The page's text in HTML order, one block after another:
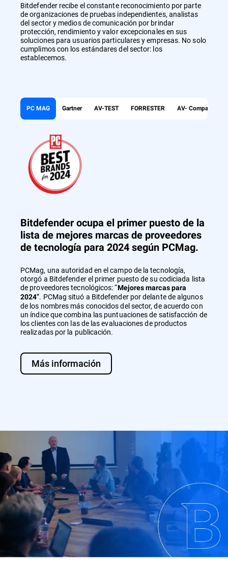
Bitdefender recibe el constante reconocimiento por parte
de organizaciones de pruebas independientes, analistas
del sector y medios de comunicación por brindar
protección, rendimiento y valor excepcionales en sus
soluciones para usuarios particulares y empresas. No solo
cumplimos con los estándares del sector: los
establecemos.
PC MAG Gartner AV-TEST FORRESTER AV- Comparatives
Bitdefender ocupa el primer puesto de la
lista de mejores marcas de proveedores
de tecnología para 2024 según PCMag.
PCMag, una autoridad en el campo de la tecnología,
otorgó a Bitdefender el primer puesto de su codiciada lista
de proveedores tecnológicos: “Mejores marcas para
2024”. PCMag situó a Bitdefender por delante de algunos
de los nombres más conocidos del sector, de acuerdo con
un índice que combina las puntuaciones de satisfacción de
los clientes con las de las evaluaciones de productos
realizadas por la publicación.
Más información